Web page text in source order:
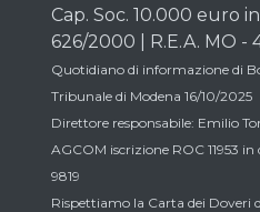
Cap. Soc. 10.000 euro
626/2000 | R.E.A. MO -
Quotidiano di informazione di
Tribunale di Modena 16/10/2025
Direttore responsabile: Emilio
AGCOM iscrizione ROC 11953
9819
Rispettiamo la Carta dei Doveri